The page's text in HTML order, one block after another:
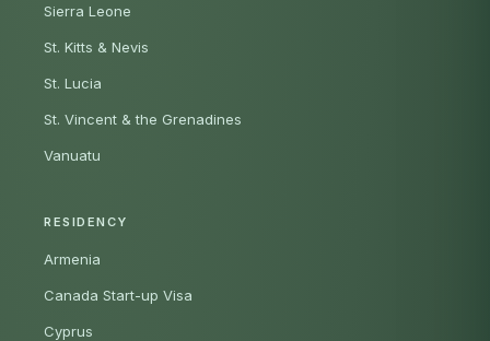
Sierra Leone
St. Kitts & Nevis
St. Lucia
St. Vincent & the Grenadines
Vanuatu
RESIDENCY
Armenia
Canada Start-up Visa
Cyprus